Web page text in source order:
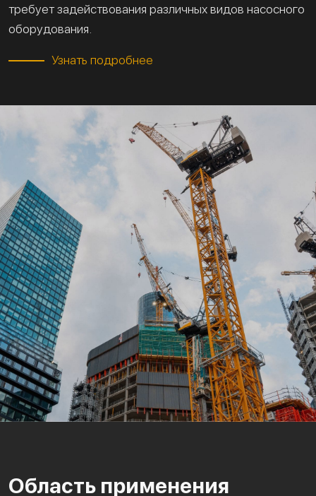
требует задействования различных видов насосного
оборудования.
Узнать подробнее
Область применения